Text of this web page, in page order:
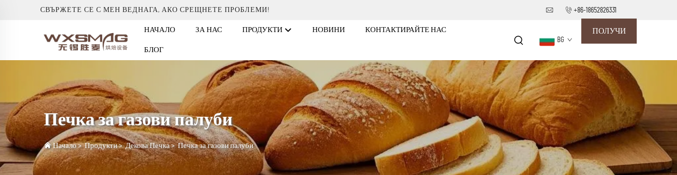
СВЪРЖЕТЕ СЕ С МЕН ВЕДНАГА, АКО СРЕЩНЕТЕ ПРОБЛЕМИ! +86-18652826331
НАЧАЛО ЗА НАС ПРОДУКТИ НОВИНИ КОНТАКТИРАЙТЕ НАС
БЛОГ
BG
ПОЛУЧИ
Печка за газови палуби
Начало>Продукти>Декова Печка>Печка за газови палуби